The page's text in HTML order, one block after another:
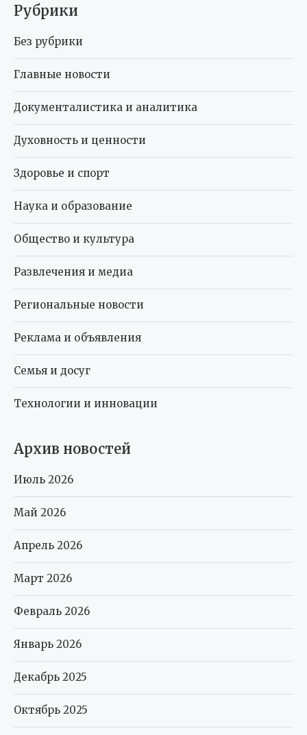
Рубрики
Без рубрики
Главные новости
Документалистика и аналитика
Духовность и ценности
Здоровье и спорт
Наука и образование
Общество и культура
Развлечения и медиа
Региональные новости
Реклама и объявления
Семья и досуг
Технологии и инновации
Архив новостей
Июль 2026
Май 2026
Апрель 2026
Март 2026
Февраль 2026
Январь 2026
Декабрь 2025
Октябрь 2025